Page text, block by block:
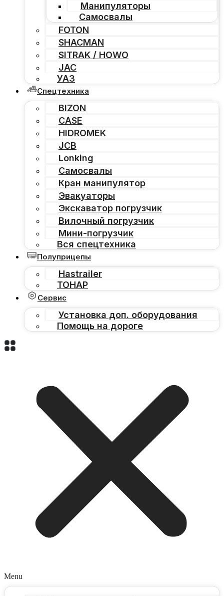
Манипуляторы
Самосвалы
FOTON
SHACMAN
SITRAK / HOWO
JAC
УАЗ
Спецтехника
BIZON
CASE
HIDROMEK
JCB
Lonking
Самосвалы
Кран манипулятор
Эвакуаторы
Экскаватор погрузчик
Вилочный погрузчик
Мини-погрузчик
Вся спецтехника
Полуприцепы
Hastrailer
ТОНАР
Сервис
Установка доп. оборудования
Помощь на дороге
Menu